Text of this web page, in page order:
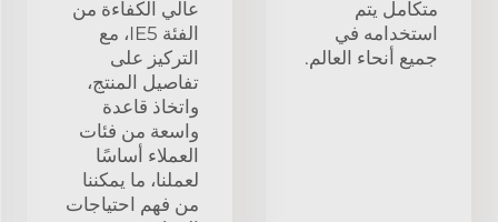
متكامل يتم
استخدامه في
جميع أنحاء العالم.
عالي الكفاءة من
الفئة IE5، مع
التركيز على
تفاصيل المنتج،
واتخاذ قاعدة
واسعة من فئات
العملاء أساسًا
لعملنا، ما يمكننا
من فهم احتياجات